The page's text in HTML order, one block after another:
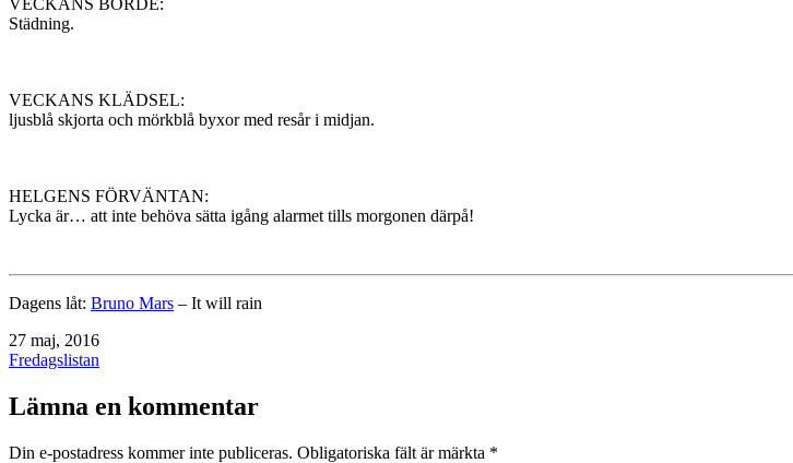
Städning.
VECKANS KLÄDSEL:
ljusblå skjorta och mörkblå byxor med resår i midjan.
HELGENS FÖRVÄNTAN:
Lycka är… att inte behöva sätta igång alarmet tills morgonen därpå!
Dagens låt: Bruno Mars – It will rain
Publicerat
den
27 maj, 2016
Kategoriserat
Fredagslistan
Lämna en kommentar
Din e-postadress kommer inte publiceras. Obligatoriska fält är märkta *